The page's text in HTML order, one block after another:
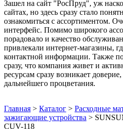
Зашел на сайт "РосПруд", уж
сайтах, но здесь сразу стало
ознакомиться с ассортиментом.
интерфейс. Помимо широкого
порадовало и качество
привлекали интернет-магазины,
контактной информации. Также
сразу, что компания живет и
ресурсам сразу возникает
дальнейшего процветания.
Главная > Каталог > Расходные
зажигающие устройства >
CUV-118